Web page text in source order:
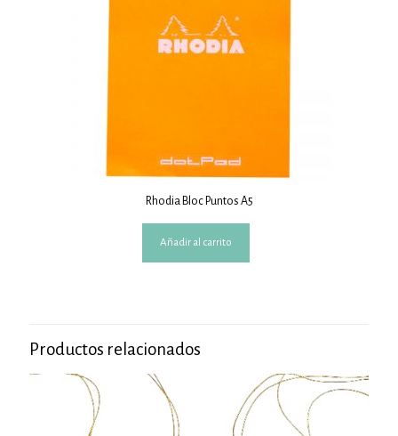
Rhodia Bloc Puntos A5
Añadir al carrito
Productos relacionados